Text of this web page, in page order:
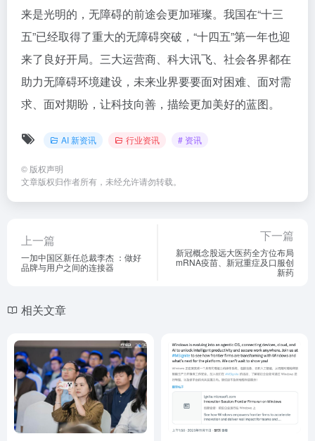
来是光明的，无障碍的前途会更加璀璨。我国在“十三
五”已经取得了重大的无障碍突破，“十四五”第一年也迎
来了良好开局。三大运营商、科大讯飞、社会各界都在
助力无障碍环境建设，未来业界要要面对困难、面对需
求、面对期盼，让科技向善，描绘更加美好的蓝图。
AI 新资讯 行业资讯 # 资讯
© 版权声明
文章版权归作者所有，未经允许请勿转载。
上一篇
一加中国区新任总裁李杰 ：做好
品牌与用户之间的连接器
下一篇
新冠概念股远大医药全方位布局
mRNA疫苗、新冠重症及口服创
新药
相关文章